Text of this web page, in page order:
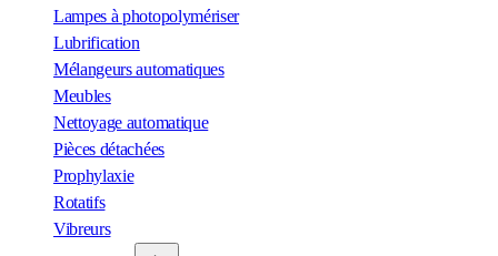
Lampes à photopolymériser
Lubrification
Mélangeurs automatiques
Meubles
Nettoyage automatique
Pièces détachées
Prophylaxie
Rotatifs
Vibreurs